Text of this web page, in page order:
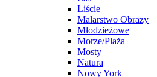
Liście
Malarstwo Obrazy
Młodzieżowe
Morze/Plaża
Mosty
Natura
Nowy York